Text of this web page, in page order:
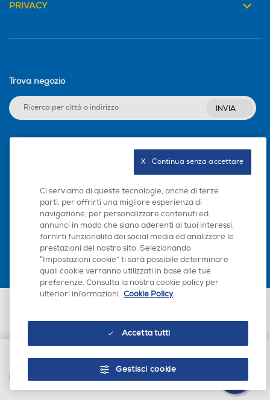
AGGIUNGI AL CARRELLO
PRIVACY
Trova negozio
INVIA
Scarica la nostra app
n. 13337170156. Codice intermediario SDI: HHBD9AK. Vendite soggette
agli Artt. 45 e ss del Codice del Consumo in tema di Diritti dei
Ci serviamo di queste tecnologie, anche di terze
parti, per offrirti una migliore esperienza di
navigazione, per personalizzare contenuti ed
annunci in modo che siano aderenti ai tuoi interessi,
fornirti funzionalità dei social media ed analizzare le
prestazioni del nostro sito. Selezionando
“Impostazioni cookie” ti sarà possibile determinare
quali cookie verranno utilizzati in base alle tue
preferenze. Consulta la nostra cookie policy per
ulteriori informazioni. Cookie Policy
Accetta tutti
Gestisci cookie
X   Continua senza accettare